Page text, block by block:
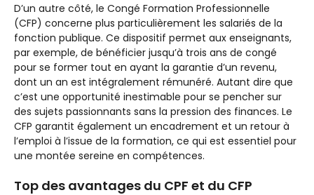
D’un autre côté, le Congé Formation Professionnelle
(CFP) concerne plus particulièrement les salariés de la
fonction publique. Ce dispositif permet aux enseignants,
par exemple, de bénéficier jusqu’à trois ans de congé
pour se former tout en ayant la garantie d’un revenu,
dont un an est intégralement rémunéré. Autant dire que
c’est une opportunité inestimable pour se pencher sur
des sujets passionnants sans la pression des finances. Le
CFP garantit également un encadrement et un retour à
l’emploi à l’issue de la formation, ce qui est essentiel pour
une montée sereine en compétences.
Top des avantages du CPF et du CFP